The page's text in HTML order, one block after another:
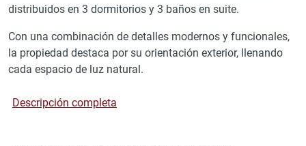
distribuidos en 3 dormitorios y 3 baños en suite.
Con una combinación de detalles modernos y funcionales,
la propiedad destaca por su orientación exterior, llenando
cada espacio de luz natural.
Descripción completa